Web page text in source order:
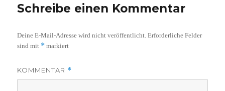
Schreibe einen Kommentar
Deine E-Mail-Adresse wird nicht veröffentlicht. Erforderliche Felder
sind mit * markiert
KOMMENTAR *